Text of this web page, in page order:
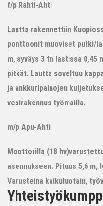
f/p Rahti-Ahti
Lautta rakennettiin
ponttoonit muoviset putki/
m, syväys 3 tn lastissa 0,45
pitkät. Lautta soveltuu
ja ankkuripainojen
vesirakennus työmailla.
m/p Apu-Ahti
Moottorilla (18
asennukseen. Pituus 5,6 m,
Varusteina kaikuluotain,